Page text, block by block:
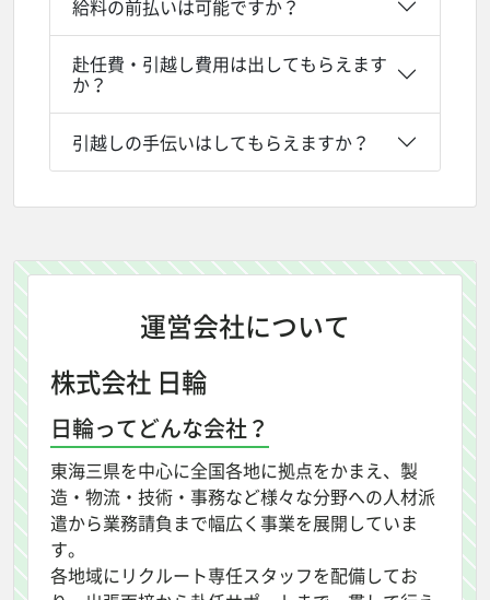
給料の前払いは可能ですか？
赴任費・引越し費用は出してもらえます
か？
引越しの手伝いはしてもらえますか？
運営会社について
株式会社 日輪
日輪ってどんな会社？
東海三県を中心に全国各地に拠点をかまえ、製
造・物流・技術・事務など様々な分野への人材派
遣から業務請負まで幅広く事業を展開していま
す。
各地域にリクルート専任スタッフを配備してお